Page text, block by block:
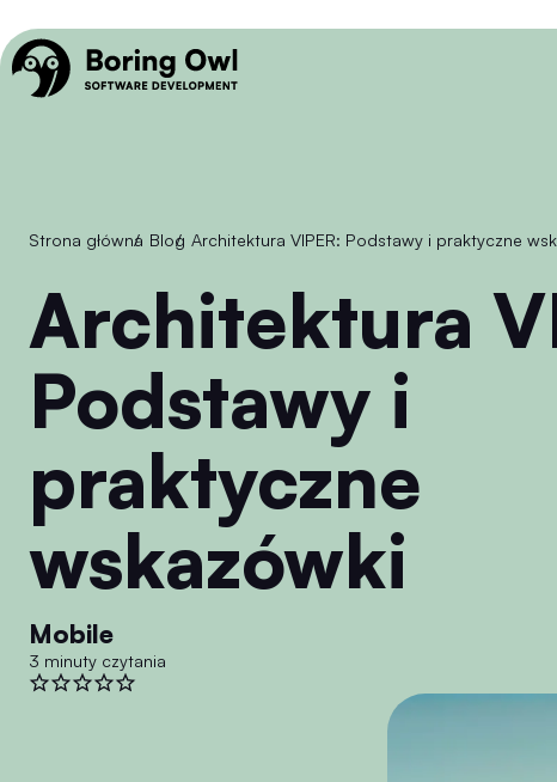
Strona główna
/ Blog
/ Architektura VIPER: Podstawy i praktyczne
Architektura VIPER:
Podstawy i
praktyczne
wskazówki
Mobile
3 minuty czytania